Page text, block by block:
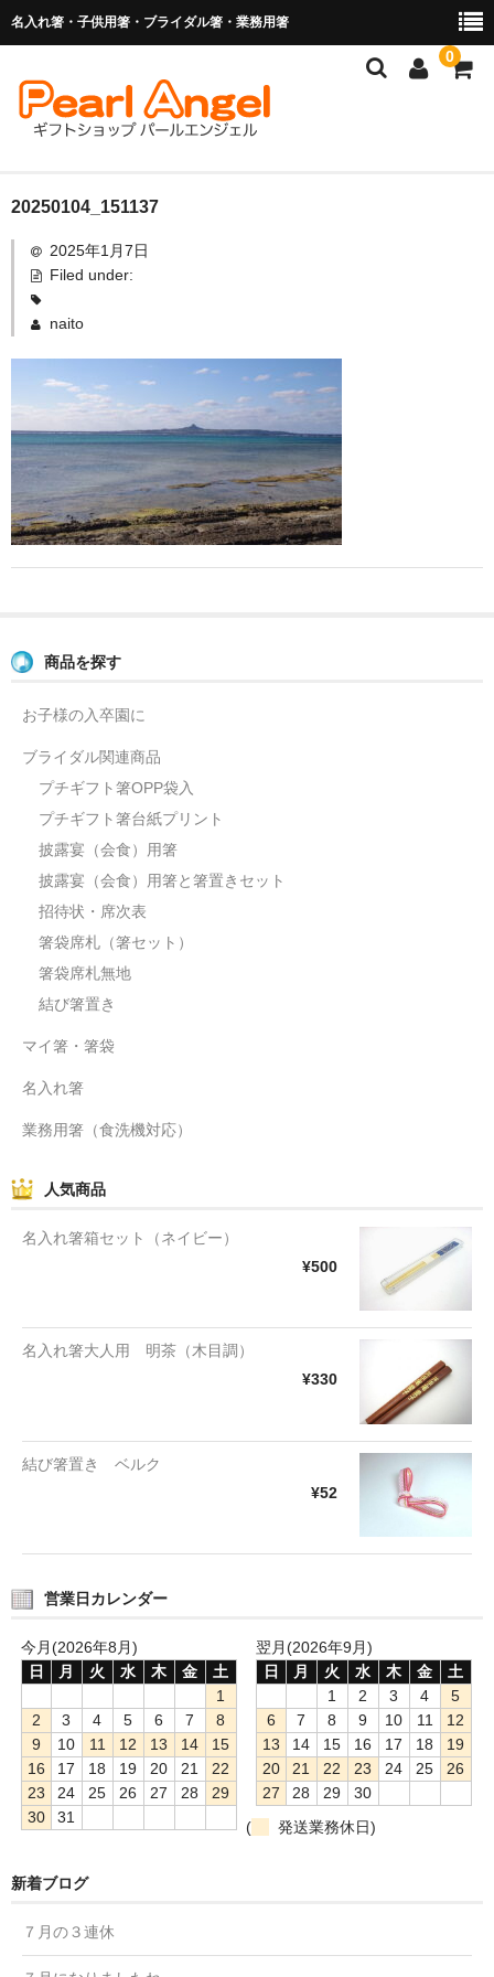
名入れ箸・子供用箸・ブライダル箸・業務用箸
0
商品を探す
お子様の入卒園に
業務用箸（食洗機対応）
マイ箸・箸袋
ご利用ガイド
よくあるご質問
20250104_151137
2025年1月7日
Filed under:
naito
商品を探す
お子様の入卒園に
ブライダル関連商品
プチギフト箸OPP袋入
プチギフト箸台紙プリント
披露宴（会食）用箸
披露宴（会食）用箸と箸置きセット
招待状・席次表
箸袋席札（箸セット）
箸袋席札無地
結び箸置き
マイ箸・箸袋
名入れ箸
業務用箸（食洗機対応）
人気商品
名入れ箸箱セット（ネイビー）
¥500
名入れ箸大人用 明茶（木目調）
¥330
結び箸置き ベルク
¥52
営業日カレンダー
今月(2026年8月)
日
月 火 水 木 金
土
1
2
3 4 5 6 7
8
9
10 11 12 13 14
15
16
17 18 19 20 21
22
23
24 25 26 27 28
29
30
31
翌月(2026年9月)
日
月 火 水 木 金
土
1
2 3 4
5
6
7 8 9 10 11
12
13
14 15 16 17 18
19
20
21 22 23 24 25
26
27
28 29
30
(
発送業務休日)
新着ブログ
７月の３連休